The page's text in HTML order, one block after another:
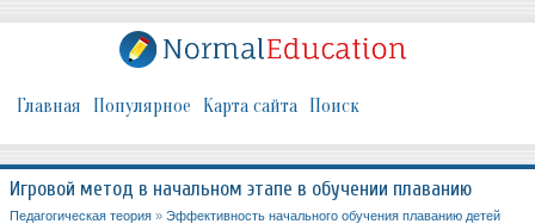
Главная Популярное Карта сайта Поиск
Игровой метод в начальном этапе в обучении плаванию
Педагогическая теория » Эффективность начального обучения плаванию детей